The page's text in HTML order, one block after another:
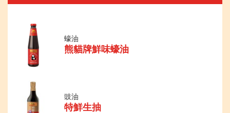
蠔油
熊貓牌鮮味蠔油
豉油
特鮮生抽